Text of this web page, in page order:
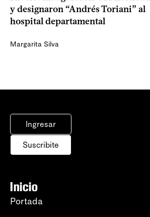
y designaron “Andrés Toriani” al
hospital departamental
Margarita Silva
Ingresar
Suscribite
Inicio
Portada